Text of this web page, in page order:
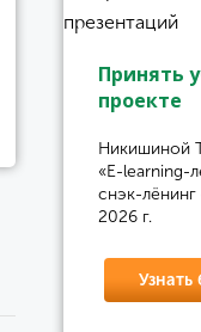
Принять
проекте
Никишиной
«E-learning-
снэк-
2026 г.
Узнать